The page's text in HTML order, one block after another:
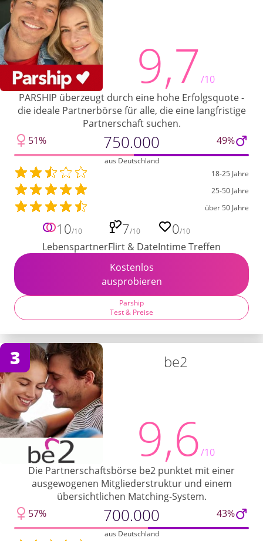
9,7/10
PARSHIP überzeugt durch eine hohe Erfolgsquote -
die ideale Partnerbörse für alle, die eine langfristige
Partnerschaft suchen.
51%
750.000 49%
aus Deutschland
18-25 Jahre
25-50 Jahre
über 50 Jahre
10/10
Lebenspartner
7/10
Flirt & Date
0/10
Intime Treffen
Kostenlos
ausprobieren
Parship
Test & Preise
3 be2
9,6/10
Die Partnerschaftsbörse be2 punktet mit einer
ausgewogenen Mitgliederstruktur und einem
übersichtlichen Matching-System.
57%
700.000 43%
aus Deutschland